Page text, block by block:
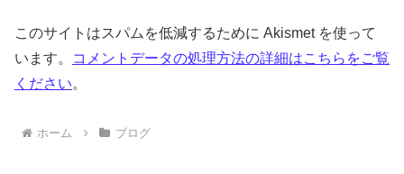
このサイトはスパムを低減するために Akismet を使って
います。
コメントデータの処理方法の詳細はこちらをご覧
ください。
ホーム ブログ